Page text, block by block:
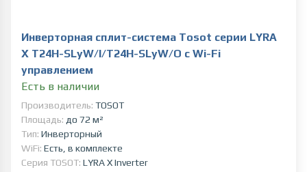
Инверторная сплит-система Tosot серии LYRA
X T24H-SLyW/I/T24H-SLyW/O c Wi-Fi
управлением
Есть в наличии
Производитель: TOSOT
Площадь: до 72 м²
Тип: Инверторный
WiFi: Есть, в комплекте
Серия TOSOT: LYRA X Inverter